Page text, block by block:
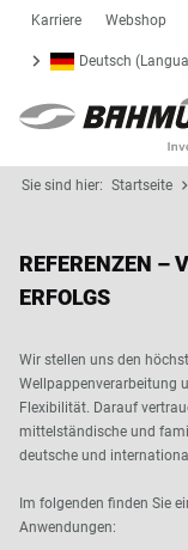
Karriere Webshop
Deutsch
Sie sind hier: Startseite
REFERENZEN –
ERFOLGS
Wir stellen uns den
Wellpappenverarbeitung
Flexibilität. Darauf
mittelständische und
deutsche und
Im folgenden finden Sie
Anwendungen: